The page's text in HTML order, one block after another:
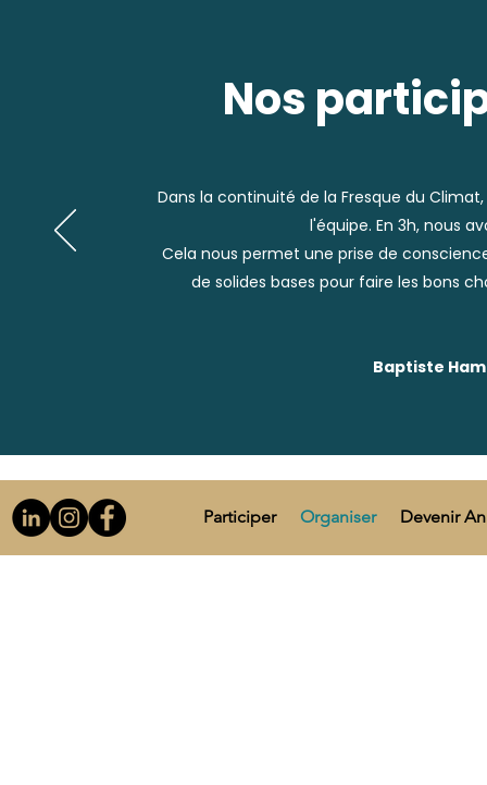
Nos
Dans la continuité de la Fresque du
l'équipe. En 3h, nous
Cela nous permet une prise de
de solides bases pour faire les bons
Baptiste
Participer Organiser Devenir